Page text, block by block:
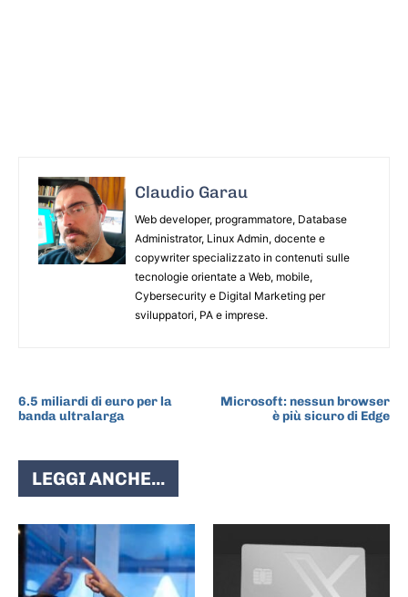
Claudio Garau
Web developer, programmatore, Database
Administrator, Linux Admin, docente e
copywriter specializzato in contenuti sulle
tecnologie orientate a Web, mobile,
Cybersecurity e Digital Marketing per
sviluppatori, PA e imprese.
6.5 miliardi di euro per la
banda ultralarga
Microsoft: nessun browser
è più sicuro di Edge
LEGGI ANCHE...